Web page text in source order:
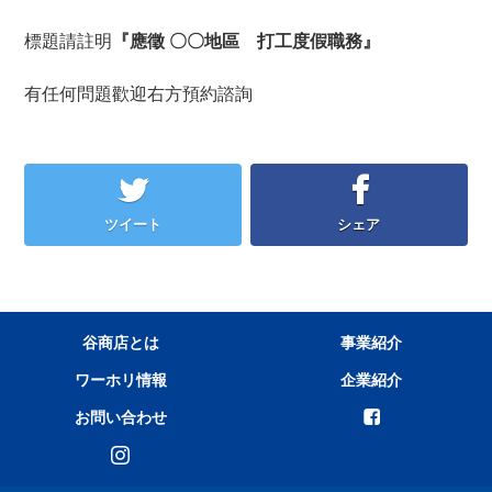
標題請註明 『應徵 〇〇地區 打工度假職務』
有任何問題歡迎右方預約諮詢
ツイート シェア
谷商店とは
事業紹介
ワーホリ情報
企業紹介
お問い合わせ